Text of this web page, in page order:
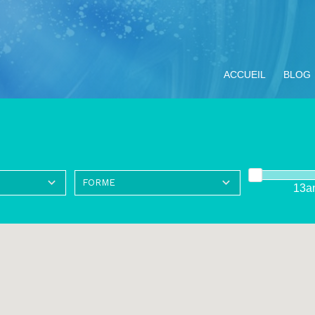
ACCUEIL BLOG
Miracle Eucharistique
Vivre le Jubilé 2025
Nos objectifs TOUS